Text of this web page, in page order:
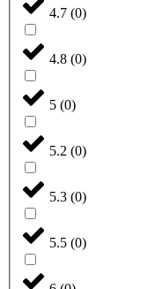
4.7 (0)
4.8 (0)
5 (0)
5.2 (0)
5.3 (0)
5.5 (0)